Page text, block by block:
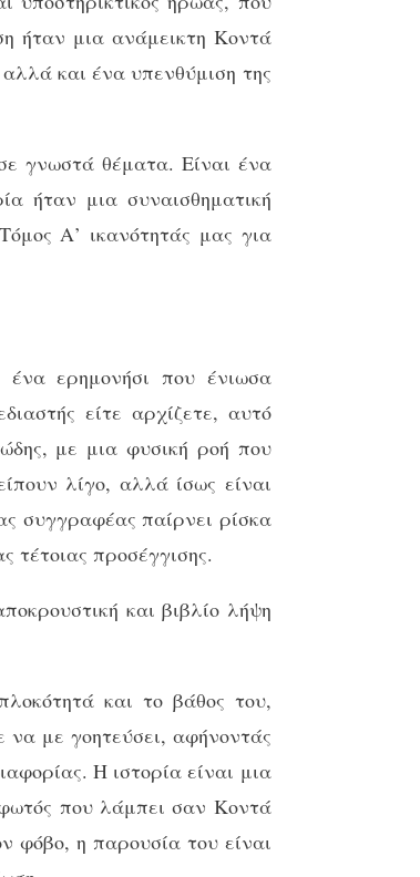
ήταν μια ανάμεικτη Κοντά
και ένα υπενθύμιση της
γνωστά θέματα. Είναι ένα
ήταν μια συναισθηματική
Α’ ικανότητάς μας για
ερημονήσι που ένιωσα
είτε αρχίζετε, αυτό
με μια φυσική ροή που
λίγο, αλλά ίσως είναι
συγγραφέας παίρνει ρίσκα
τέτοιας προσέγγισης.
και βιβλίο λήψη
και το βάθος του,
με γοητεύσει, αφήνοντάς
Η ιστορία είναι μια
φωτός που λάμπει σαν Κοντά
φόβο, η παρουσία του είναι